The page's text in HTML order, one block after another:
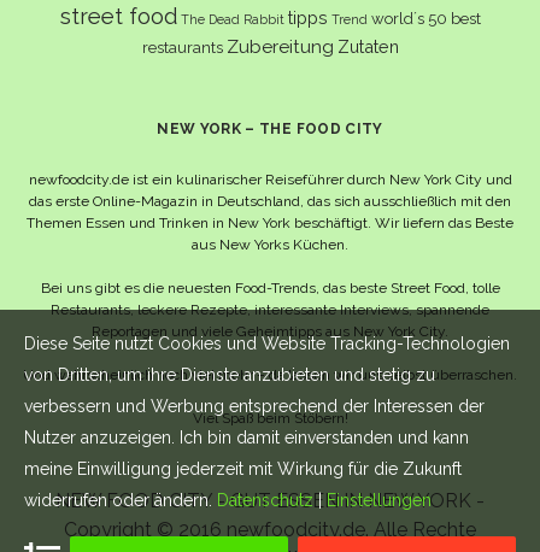
street food The Dead Rabbit tipps Trend world´s 50 best
restaurants Zubereitung Zutaten
NEW YORK – THE FOOD CITY
newfoodcity.de ist ein kulinarischer Reiseführer durch New York City und
das erste Online-Magazin in Deutschland, das sich ausschließlich mit den
Themen Essen und Trinken in New York beschäftigt. Wir liefern das Beste
aus New Yorks Küchen.
Bei uns gibt es die neuesten Food-Trends, das beste Street Food, tolle
Restaurants, leckere Rezepte, interessante Interviews, spannende
Reportagen und viele Geheimtipps aus New York City.
Und wahrscheinlich noch viel mehr – da lassen wir uns selbst überraschen.
Viel Spaß beim Stöbern!
NEW FOOD CITY - GUT ESSEN IN NEW YORK -
Copyright © 2016 newfoodcity.de. Alle Rechte
Diese Seite nutzt Cookies und Website Tracking-Technologien
von Dritten, um ihre Dienste anzubieten und stetig zu
verbessern und Werbung entsprechend der Interessen der
Nutzer anzuzeigen. Ich bin damit einverstanden und kann
meine Einwilligung jederzeit mit Wirkung für die Zukunft
widerrufen oder ändern. Datenschutz| Einstellungen